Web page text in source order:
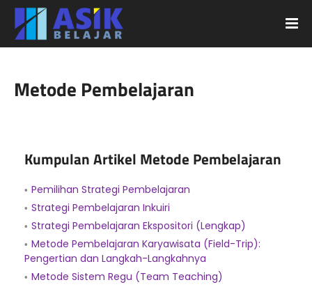
Metode Pembelajaran
Kumpulan Artikel Metode Pembelajaran
Pemilihan Strategi Pembelajaran
Strategi Pembelajaran Inkuiri
Strategi Pembelajaran Ekspositori (Lengkap)
Metode Pembelajaran Karyawisata (Field-Trip):
Pengertian dan Langkah-Langkahnya
Metode Sistem Regu (Team Teaching)